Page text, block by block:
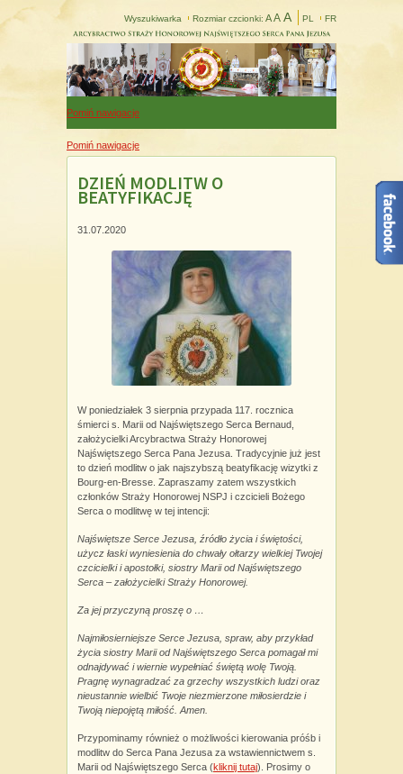
Wyszukiwarka Rozmiar czcionki: A A A PL FR
Pomiń nawigacje
Pomiń nawigacje
DZIEŃ MODLITW O
BEATYFIKACJĘ
31.07.2020
W poniedziałek 3 sierpnia przypada 117. rocznica
śmierci s. Marii od Najświętszego Serca Bernaud,
założycielki Arcybractwa Straży Honorowej
Najświętszego Serca Pana Jezusa. Tradycyjnie już jest
to dzień modlitw o jak najszybszą beatyfikację wizytki z
Bourg-en-Bresse. Zapraszamy zatem wszystkich
członków Straży Honorowej NSPJ i czcicieli Bożego
Serca o modlitwę w tej intencji:
Najświętsze Serce Jezusa, źródło życia i świętości,
użycz łaski wyniesienia do chwały ołtarzy wielkiej Twojej
czcicielki i apostołki, siostry Marii od Najświętszego
Serca – założycielki Straży Honorowej.
Za jej przyczyną proszę o …
Najmiłosierniejsze Serce Jezusa, spraw, aby przykład
życia siostry Marii od Najświętszego Serca pomagał mi
odnajdywać i wiernie wypełniać świętą wolę Twoją.
Pragnę wynagradzać za grzechy wszystkich ludzi oraz
nieustannie wielbić Twoje niezmierzone miłosierdzie i
Twoją niepojętą miłość. Amen.
Przypominamy również o możliwości kierowania próśb i
modlitw do Serca Pana Jezusa za wstawiennictwem s.
Marii od Najświętszego Serca (kliknij tutaj). Prosimy o